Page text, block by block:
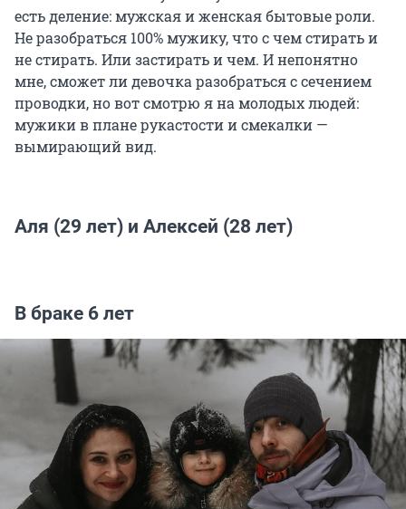
есть деление: мужская и женская бытовые роли.
Не разобраться 100% мужику, что с чем стирать и
не стирать. Или застирать и чем. И непонятно
мне, сможет ли девочка разобраться с сечением
проводки, но вот смотрю я на молодых людей:
мужики в плане рукастости и смекалки —
вымирающий вид.
Аля (29 лет) и Алексей (28 лет)
В браке 6 лет